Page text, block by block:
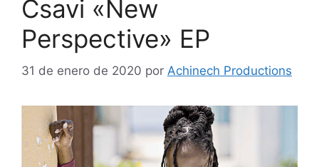
Csavi «New
Perspective» EP
31 de enero de 2020 por Achinech Productions